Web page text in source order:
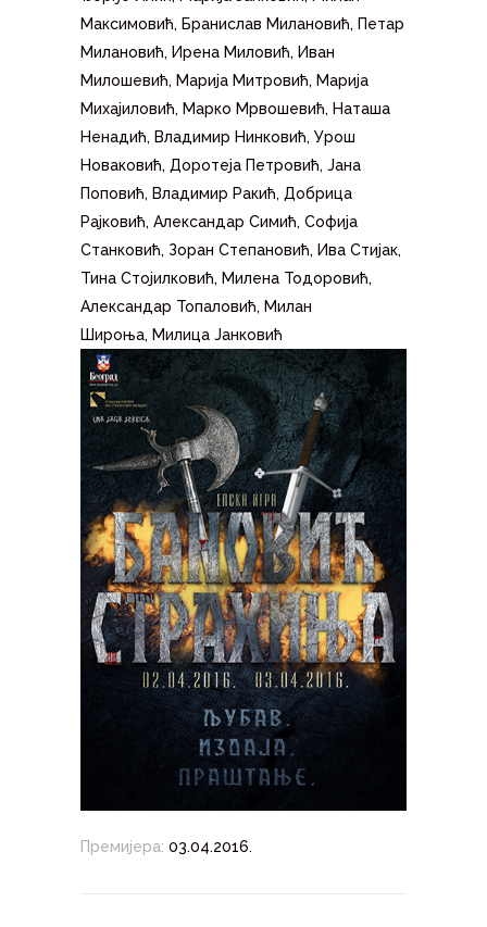
Максимовић, Бранислав Милановић, Петар
Милановић, Ирена Миловић, Иван
Милошевић, Марија Митровић, Марија
Михајиловић, Марко Мрвошевић, Наташа
Ненадић, Владимир Нинковић, Урош
Новаковић, Доротеја Петровић, Јана
Поповић, Владимир Ракић, Добрица
Рајковић, Александар Симић, Софија
Станковић, Зоран Степановић, Ива Стијак,
Тина Стојилковић, Милена Тодоровић,
Александар Топаловић, Милан
Широња, Милица Јанковић
Премијера: 03.04.2016.